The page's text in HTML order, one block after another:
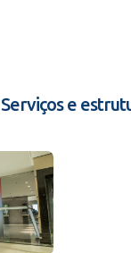
e